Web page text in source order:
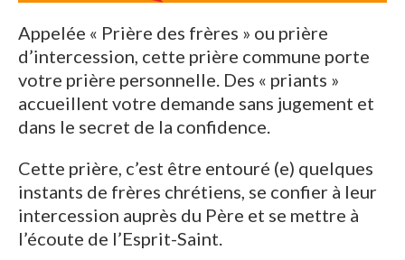
Appelée « Prière des frères » ou prière
d’intercession, cette prière commune porte
votre prière personnelle. Des « priants »
accueillent votre demande sans jugement et
dans le secret de la confidence.
Cette prière, c’est être entouré (e) quelques
instants de frères chrétiens, se confier à leur
intercession auprès du Père et se mettre à
l’écoute de l’Esprit-Saint.